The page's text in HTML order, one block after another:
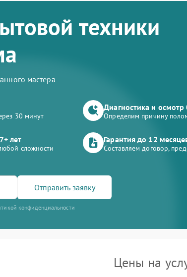
техники
мастера
30 минут
Диагностика и осмотр
Определим причину
лет
сложности
Гарантия до 12
Составляем договор,
Отправить заявку
конфиденциальности
Цены на